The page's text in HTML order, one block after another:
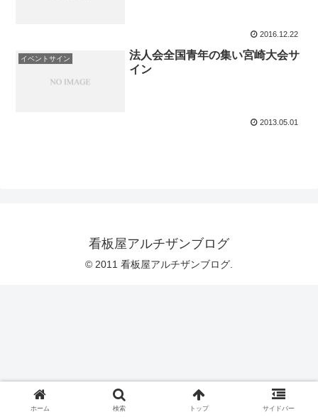
2016.12.22
イベントサイン
法人会全国青年の集い宮崎大会サ
イン
2013.05.01
看板屋アルチザンブログ
© 2011 看板屋アルチザンブログ.
ホーム 検索 トップ サイドバー